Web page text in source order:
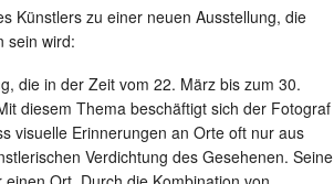
Künstlers zu einer neuen Ausstellung, die
sein wird:
die in der Zeit vom 22. März bis zum 30.
diesem Thema beschäftigt sich der Fotograf
visuelle Erinnerungen an Orte oft nur aus
Verdichtung des Gesehenen. Seine